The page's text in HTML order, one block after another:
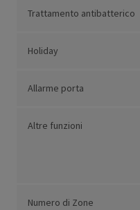
Trattamento antibatterico
Holiday
Allarme porta
Altre funzioni
Numero di Zone